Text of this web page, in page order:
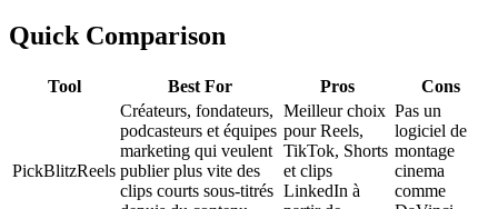
Quick Comparison
Tool Best For Pros Cons
PickBlitzReels
Créateurs, fondateurs,
podcasteurs et équipes
marketing qui veulent
publier plus vite des
clips courts sous-titrés
Meilleur choix
pour Reels,
TikTok, Shorts
et clips
LinkedIn à
Pas un
logiciel de
montage
cinema
comme